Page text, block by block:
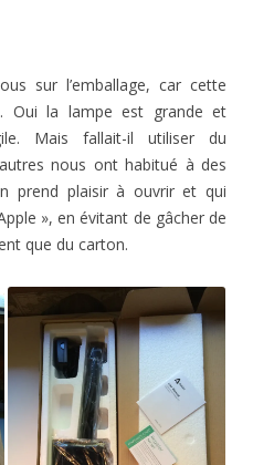
sur l’emballage, car cette
Oui la lampe est grande et
Mais fallait-il utiliser du
nous ont habitué à des
prend plaisir à ouvrir et qui
», en évitant de gâcher de
que du carton.